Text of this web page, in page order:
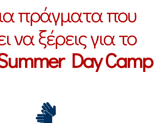
πράγματα που
να ξέρεις για το
Day Camp